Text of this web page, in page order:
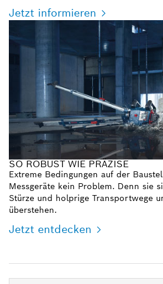
Jetzt informieren
SO ROBUST WIE PRÄZISE
Extreme Bedingungen auf der
Messgeräte kein Problem. Denn sie
Stürze und holprige Transportwege
überstehen.
Jetzt entdecken